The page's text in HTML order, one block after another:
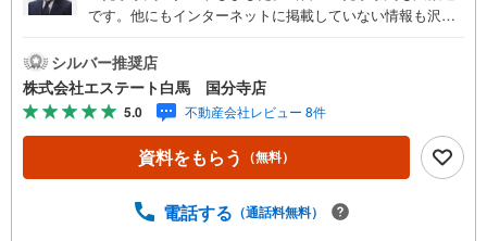
です。他にもインターネットに掲載していない情報も沢山
産キャンペーン対象店舗。当店で物件を成約するとPayPay
ボーナスをプレゼント！「資料をもらう」「見学予約をす
る」ボタンからお問い合わせください。【営業時間 9時30
分～18時30分】（年中無休）・人気物件には特に問い合わ
せが集中するため、お早めにお電話ください。「室内・現
地を見学する」ボタンよりご予約いただくとご見学がスム
イナンシャルプランナーへの無料個別ライフプラン相談サ
シルバー推奨店
株式会社エステート白馬 国分寺店
5.0 不動産会社レビュー 8件
資料をもらう （無料）
電話する （通話料無料）